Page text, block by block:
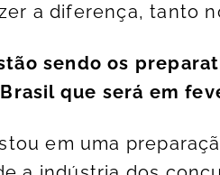
a diferença, tanto
sendo os
que será em
em uma